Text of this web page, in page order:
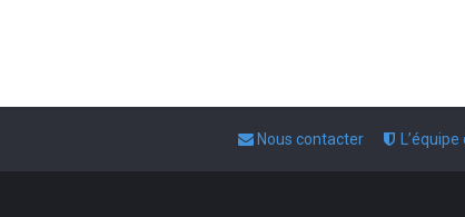
Nous contacter